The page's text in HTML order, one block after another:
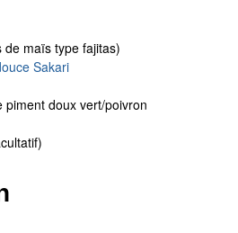
maïs type fajitas)
Sakari
piment doux vert/poivron